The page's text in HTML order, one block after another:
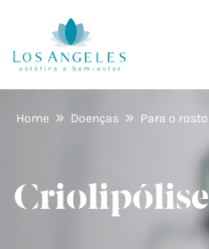
Home » Doenças » Para o rosto
Criolipólise